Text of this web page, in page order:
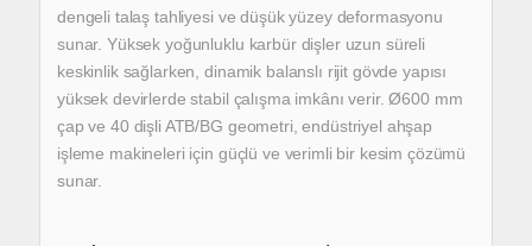
dengeli talaş tahliyesi ve düşük yüzey deformasyonu
sunar. Yüksek yoğunluklu karbür dişler uzun süreli
keskinlik sağlarken, dinamik balanslı rijit gövde yapısı
yüksek devirlerde stabil çalışma imkânı verir. Ø600 mm
çap ve 40 dişli ATB/BG geometri, endüstriyel ahşap
işleme makineleri için güçlü ve verimli bir kesim çözümü
sunar.